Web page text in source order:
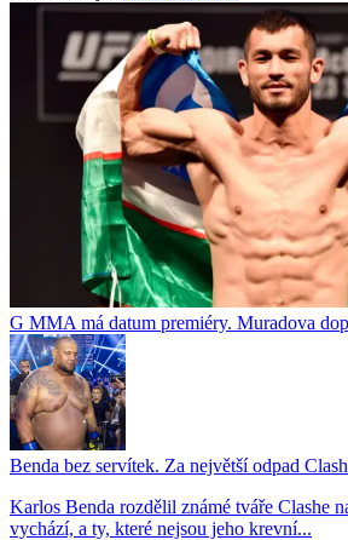
G MMA má datum premiéry. Muradova
Benda bez servítek. Za největší odpad
Karlos Benda rozdělil známé tváře Clashe
vychází, a ty, které nejsou jeho krevní...